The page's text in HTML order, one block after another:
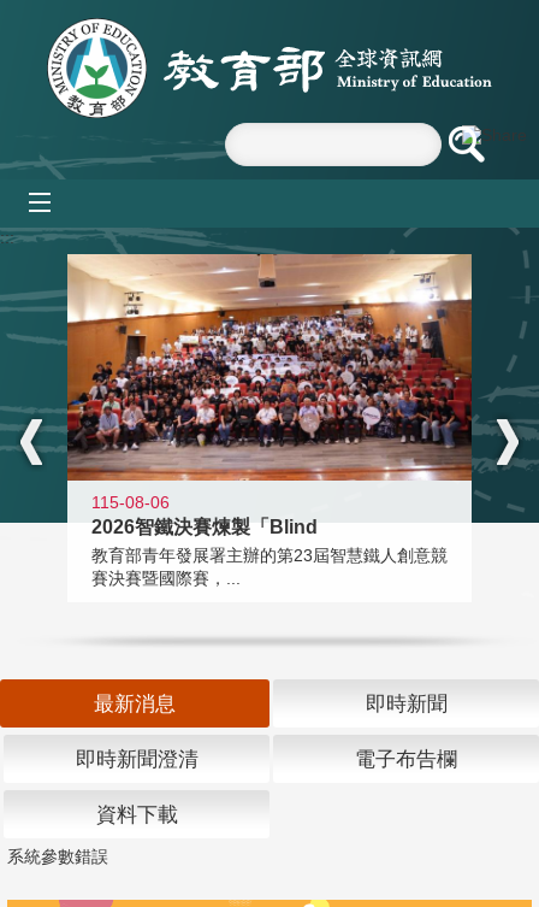
跳到主要內容區塊
:::
115-08-06
2026智鐵決賽煉製「Blind
教育部青年發展署主辦的第23屆智慧鐵人創意競
賽決賽暨國際賽，...
最新消息 即時新聞
即時新聞澄清 電子布告欄
資料下載
系統參數錯誤